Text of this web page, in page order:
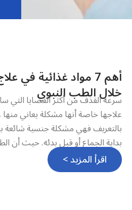
أهم 7 مواد غذائية
خلال الطب النبوي
سرعة القذف من أكثر القضايا التي
علاجها خاصة أنها مشكلة يعاني
بالتعريف فهي مشكلة جنسية شائعة
بداية الجماع أو قبل بدئه. حيث أن
اقرأ المزيد >